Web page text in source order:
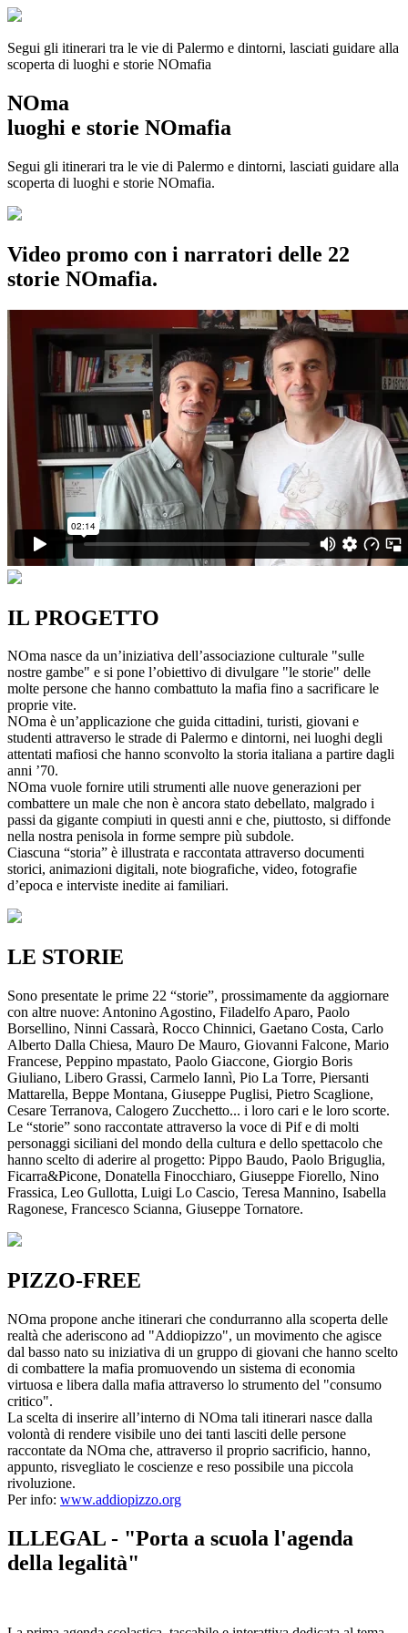
Segui gli itinerari tra le vie di Palermo e dintorni, lasciati guidare alla
scoperta di luoghi e storie NOmafia
NOma
luoghi e storie NOmafia
Segui gli itinerari tra le vie di Palermo e dintorni, lasciati guidare alla
scoperta di luoghi e storie NOmafia.
Video promo con i narratori delle 22
storie NOmafia.
IL PROGETTO
NOma nasce da un’iniziativa dell’associazione culturale "sulle
nostre gambe" e si pone l’obiettivo di divulgare "le storie" delle
molte persone che hanno combattuto la mafia fino a sacrificare le
proprie vite.
NOma è un’applicazione che guida cittadini, turisti, giovani e
studenti attraverso le strade di Palermo e dintorni, nei luoghi degli
attentati mafiosi che hanno sconvolto la storia italiana a partire dagli
anni ’70.
NOma vuole fornire utili strumenti alle nuove generazioni per
combattere un male che non è ancora stato debellato, malgrado i
passi da gigante compiuti in questi anni e che, piuttosto, si diffonde
nella nostra penisola in forme sempre più subdole.
Ciascuna “storia” è illustrata e raccontata attraverso documenti
storici, animazioni digitali, note biografiche, video, fotografie
d’epoca e interviste inedite ai familiari.
LE STORIE
Sono presentate le prime 22 “storie”, prossimamente da aggiornare
con altre nuove: Antonino Agostino, Filadelfo Aparo, Paolo
Borsellino, Ninni Cassarà, Rocco Chinnici, Gaetano Costa, Carlo
Alberto Dalla Chiesa, Mauro De Mauro, Giovanni Falcone, Mario
Francese, Peppino mpastato, Paolo Giaccone, Giorgio Boris
Giuliano, Libero Grassi, Carmelo Iannì, Pio La Torre, Piersanti
Mattarella, Beppe Montana, Giuseppe Puglisi, Pietro Scaglione,
Cesare Terranova, Calogero Zucchetto... i loro cari e le loro scorte.
Le “storie” sono raccontate attraverso la voce di Pif e di molti
personaggi siciliani del mondo della cultura e dello spettacolo che
hanno scelto di aderire al progetto: Pippo Baudo, Paolo Briguglia,
Ficarra&Picone, Donatella Finocchiaro, Giuseppe Fiorello, Nino
Frassica, Leo Gullotta, Luigi Lo Cascio, Teresa Mannino, Isabella
Ragonese, Francesco Scianna, Giuseppe Tornatore.
PIZZO-FREE
NOma propone anche itinerari che condurranno alla scoperta delle
realtà che aderiscono ad "Addiopizzo", un movimento che agisce
dal basso nato su iniziativa di un gruppo di giovani che hanno scelto
di combattere la mafia promuovendo un sistema di economia
virtuosa e libera dalla mafia attraverso lo strumento del "consumo
critico".
La scelta di inserire all’interno di NOma tali itinerari nasce dalla
volontà di rendere visibile uno dei tanti lasciti delle persone
raccontate da NOma che, attraverso il proprio sacrificio, hanno,
appunto, risvegliato le coscienze e reso possibile una piccola
rivoluzione.
Per info: www.addiopizzo.org
ILLEGAL - "Porta a scuola l'agenda
della legalità"